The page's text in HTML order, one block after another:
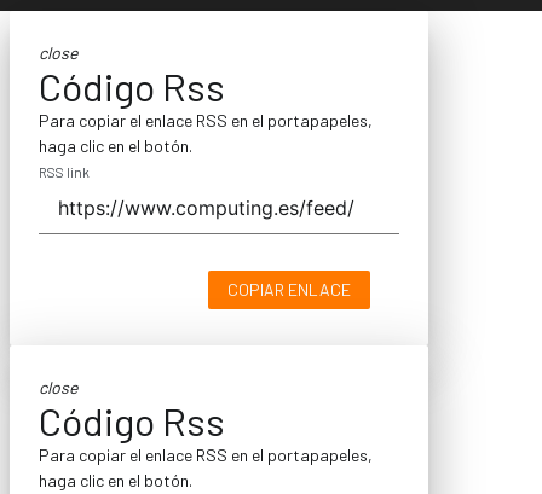
close
Código Rss
Para copiar el enlace RSS en el portapapeles,
haga clic en el botón.
RSS link
COPIAR ENLACE
close
Código Rss
Para copiar el enlace RSS en el portapapeles,
haga clic en el botón.